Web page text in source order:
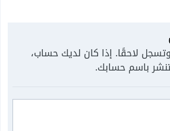
لاحقًا. إذا كان لديك حساب،
باسم حسابك.